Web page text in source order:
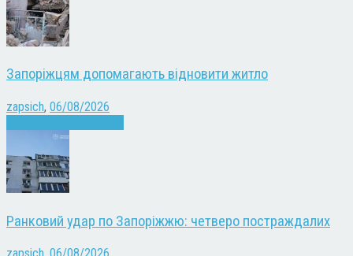
Запоріжцям допомагають відновити житло
zapsich, 06/08/2026
Ранковий удар по Запоріжжю: четверо постраждалих